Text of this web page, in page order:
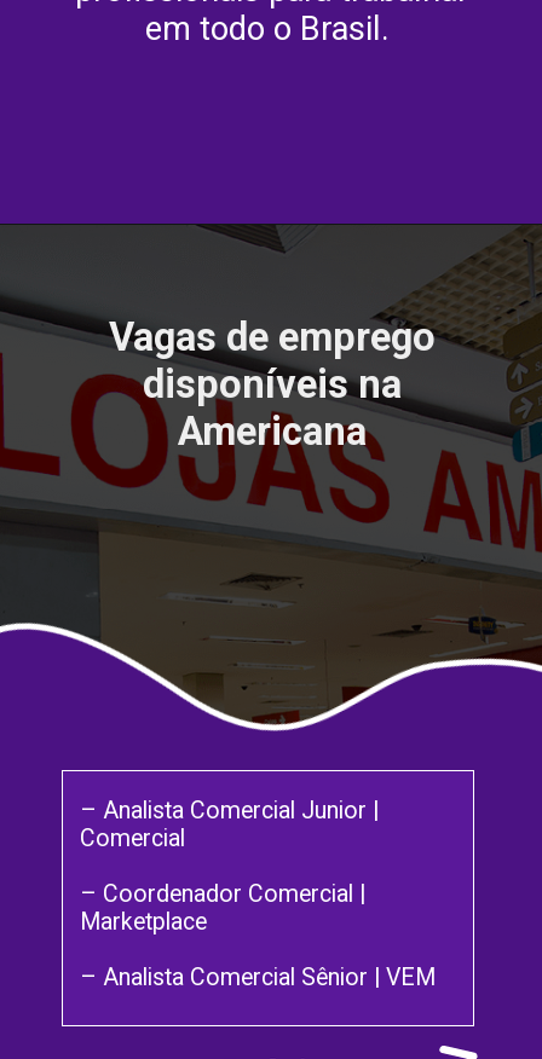
em todo o Brasil.
– Analista Comercial Junior |
Comercial
– Coordenador Comercial |
Marketplace
– Analista Comercial Sênior | VEM
Vagas de emprego
disponíveis na
Americana